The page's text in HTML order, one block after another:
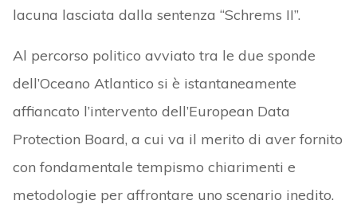
lacuna lasciata dalla sentenza “Schrems II”.
Al percorso politico avviato tra le due sponde
dell’Oceano Atlantico si è istantaneamente
affiancato l’intervento dell’European Data
Protection Board, a cui va il merito di aver fornito
con fondamentale tempismo chiarimenti e
metodologie per affrontare uno scenario inedito.